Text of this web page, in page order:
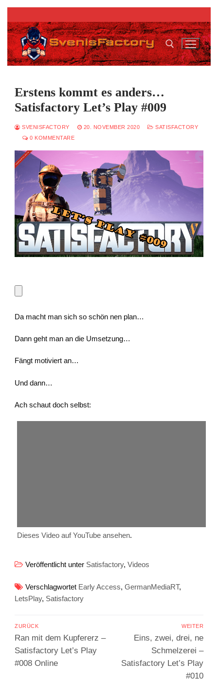
Zum
Inhalt
springen
Erstens kommt es anders…
Satisfactory Let’s Play #009
SVENISFACTORY 20. NOVEMBER 2020
SATISFACTORY
0 KOMMENTARE
Da macht man sich so schön nen plan…
Dann geht man an die Umsetzung…
Fängt motiviert an…
Und dann…
Ach schaut doch selbst:
Dieses Video auf YouTube ansehen.
Veröffentlicht unter Satisfactory, Videos
Verschlagwortet Early Access, GermanMediaRT,
LetsPlay, Satisfactory
Beitragsnavigation
ZURÜCK
Vorheriger
Beitrag:
Ran mit dem Kupfererz –
Satisfactory Let’s Play
#008 Online
WEITER
Nächster
Beitrag:
Eins, zwei, drei, ne
Schmelzerei –
Satisfactory Let’s Play
#010